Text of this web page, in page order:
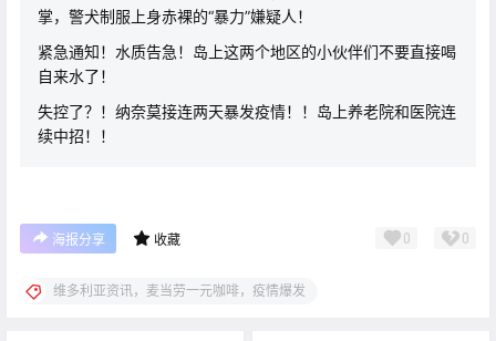
掌，警犬制服上身赤裸的“暴力”嫌疑人！
紧急通知！水质告急！岛上这两个地区的小伙伴们不要直接喝
自来水了！
失控了？！纳奈莫接连两天暴发疫情！！岛上养老院和医院连
续中招！！
海报分享 收藏 0 0
维多利亚资讯，麦当劳一元咖啡，疫情爆发